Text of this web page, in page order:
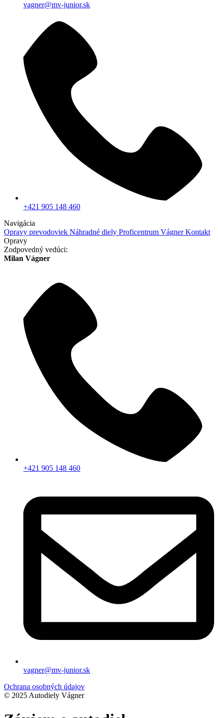
vagner@mv-junior.sk
+421 905 148 460
Navigácia
Opravy prevodoviek Náhradné diely Proficentrum VágnerKontakt
Opravy
Zodpovedný vedúci:
Milan Vágner
+421 905 148 460
vagner@mv-junior.sk
Ochrana osobných údajov
© 2025 Autodiely Vágner